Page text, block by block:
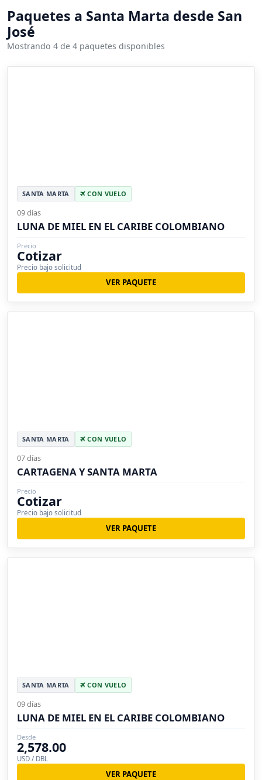
Paquetes a Santa Marta desde San
José
Mostrando 4 de 4 paquetes disponibles
SANTA MARTA CON VUELO
09 días
LUNA DE MIEL EN EL CARIBE COLOMBIANO
Precio
Cotizar
Precio bajo solicitud
VER PAQUETE
SANTA MARTA CON VUELO
07 días
CARTAGENA Y SANTA MARTA
Precio
Cotizar
Precio bajo solicitud
VER PAQUETE
SANTA MARTA CON VUELO
09 días
LUNA DE MIEL EN EL CARIBE COLOMBIANO
Desde
2,578.00
USD / DBL
VER PAQUETE